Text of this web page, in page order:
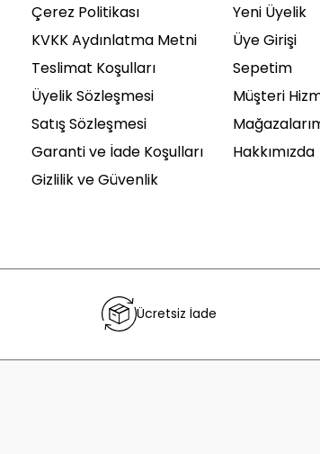
Çerez Politikası
KVKK Aydınlatma Metni
Teslimat Koşulları
Üyelik Sözleşmesi
Satış Sözleşmesi
Garanti ve İade Koşulları
Gizlilik ve Güvenlik
Yeni Üyelik
Üye Girişi
Sepetim
Müşteri
Hakkımızda
Ücretsiz İade